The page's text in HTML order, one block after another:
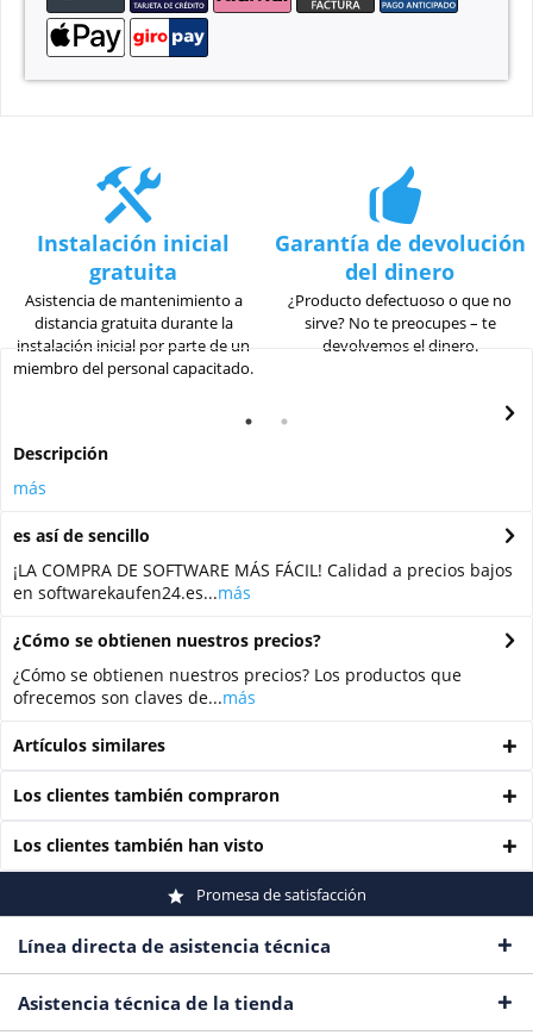
Instalación inicial
gratuita
Asistencia de mantenimiento a
distancia gratuita durante la
instalación inicial por parte de un
miembro del personal capacitado.
Garantía de devolución
del dinero
¿Producto defectuoso o que no
sirve? No te preocupes – te
devolvemos el dinero.
Descripción
más
es así de sencillo
¡LA COMPRA DE SOFTWARE MÁS FÁCIL! Calidad a precios bajos
en softwarekaufen24.es...más
¿Cómo se obtienen nuestros precios?
¿Cómo se obtienen nuestros precios? Los productos que
ofrecemos son claves de...más
Artículos similares
Los clientes también compraron
Los clientes también han visto
Promesa de satisfacción
Línea directa de asistencia técnica
Asistencia técnica de la tienda